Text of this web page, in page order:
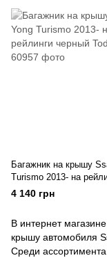
Багажник на крышу
Turismo 2013- на
черный Today
4 140 грн
В интернет
крышу автомобиля
Среди